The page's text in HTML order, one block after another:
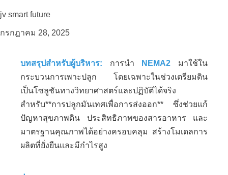
jv smart future
กรกฎาคม 28, 2025
บทสรุปสำหรับผู้บริหาร: การนำ NEMA2 มาใช้ใน
กระบวนการเพาะปลูก โดยเฉพาะในช่วงเตรียมดิน
เป็นโซลูชันทางวิทยาศาสตร์และปฏิบัติได้จริง
สำหรับ**การปลูกมันเทศเพื่อการส่งออก** ซึ่งช่วยแก้
ปัญหาสุขภาพดิน ประสิทธิภาพของสารอาหาร และ
มาตรฐานคุณภาพได้อย่างครอบคลุม สร้างโมเดลการ
ผลิตที่ยั่งยืนและมีกำไรสูง